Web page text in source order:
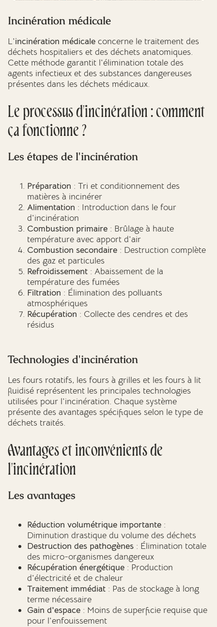
Incinération médicale
L'incinération médicale concerne le traitement des
déchets hospitaliers et des déchets anatomiques.
Cette méthode garantit l'élimination totale des
agents infectieux et des substances dangereuses
présentes dans les déchets médicaux.
Le processus d'incinération : comment
ça fonctionne ?
Les étapes de l'incinération
Préparation : Tri et conditionnement des
matières à incinérer
Alimentation : Introduction dans le four
d'incinération
Combustion primaire : Brûlage à haute
température avec apport d'air
Combustion secondaire : Destruction complète
des gaz et particules
Refroidissement : Abaissement de la
température des fumées
Filtration : Élimination des polluants
atmosphériques
Récupération : Collecte des cendres et des
résidus
Technologies d'incinération
Les fours rotatifs, les fours à grilles et les fours à lit
fluidisé représentent les principales technologies
utilisées pour l'incinération. Chaque système
présente des avantages spécifiques selon le type de
déchets traités.
Avantages et inconvénients de
l'incinération
Les avantages
Réduction volumétrique importante :
Diminution drastique du volume des déchets
Destruction des pathogènes : Élimination totale
des micro-organismes dangereux
Récupération énergétique : Production
d'électricité et de chaleur
Traitement immédiat : Pas de stockage à long
terme nécessaire
Gain d'espace : Moins de superficie requise que
pour l'enfouissement